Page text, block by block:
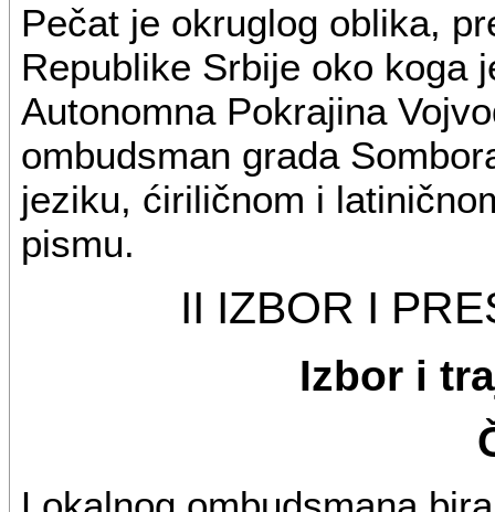
Pečat je okruglog oblika,
Republike Srbije oko koga
Autonomna Pokrajina
ombudsman grada
jeziku, ćiriličnom i
pismu.
II IZBOR I
Izbor i